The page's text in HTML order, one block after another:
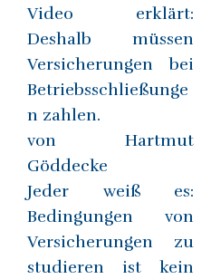
Video erklärt:
Deshalb müssen
Versicherungen bei
Betriebsschließunge
n zahlen.
von Hartmut
Göddecke
Jeder weiß es:
Bedingungen von
Versicherungen zu
studieren ist kein